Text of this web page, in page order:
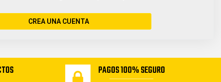
CREA UNA CUENTA
PAGOS 100% SEGURO